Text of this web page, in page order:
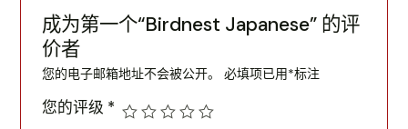
成为第一个“Birdnest Japanese” 的评
价者
您的电子邮箱地址不会被公开。 必填项已用*标注
您的评级 *